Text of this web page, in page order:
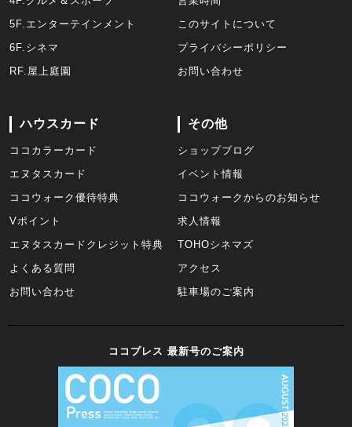
5F.エンターテインメント
6F.シネマ
RF.屋上庭園
このサイトについて
プライバシーポリシー
お問い合わせ
ハウスカード
ココカラーカード
エヌタスカード
ココウォーク優待特典
Vポイント
エヌタスカードクレジット特典
よくある質問
お問い合わせ
その他
ショップブログ
イベント情報
ココウォークからのお知らせ
求人情報
TOHOシネマズ
アクセス
駐車場のご案内
ココプレス 最新号のご案内